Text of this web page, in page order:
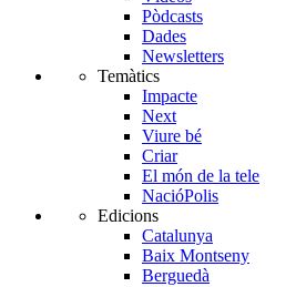
Pòdcasts
Dades
Newsletters
Temàtics
Impacte
Next
Viure bé
Criar
El món de la tele
NacióPolis
Edicions
Catalunya
Baix Montseny
Berguedà